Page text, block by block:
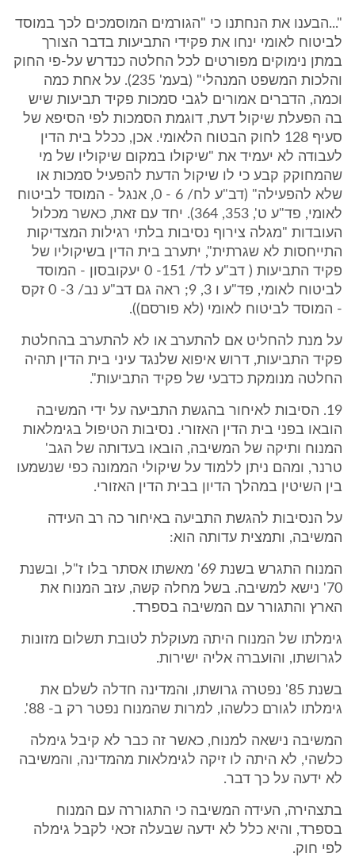
"...הבענו את הנחתנו כי "הגורמים המוסמכים לכך במוסד
לביטוח לאומי ינחו את פקידי התביעות בדבר הצורך
במתן נימוקים מפורטים לכל החלטה כנדרש על-פי החוק
והלכות המשפט המנהלי" (בעמ' 235). על אחת כמה
וכמה, הדברים אמורים לגבי סמכות פקיד תביעות שיש
בה הפעלת שיקול דעת, דוגמת הסמכות לפי הסיפא של
סעיף 128 לחוק הבטוח הלאומי. אכן, ככלל בית הדין
לעבודה לא יעמיד את "שיקולו במקום שיקוליו של מי
שהמחוקק קבע כי לו שיקול הדעת להפעיל סמכות או
שלא להפעילה" (דב"ע לח/ 6 - 0, אנגל - המוסד לביטוח
לאומי, פד"ע ט', 353, 364). יחד עם זאת, כאשר מכלול
העובדות "מגלה צירוף נסיבות בלתי רגילות המצדיקות
התייחסות לא שגרתית", יתערב בית הדין בשיקוליו של
פקיד התביעות ( דב"ע לד/ 151- 0 יעקובסון - המוסד
לביטוח לאומי, פד"ע ו 3, 9; ראה גם דב"ע נב/ 3- 0 זקס
- המוסד לביטוח לאומי (לא פורסם)).
על מנת להחליט אם להתערב או לא להתערב בהחלטת
פקיד התביעות, דרוש איפוא שלנגד עיני בית הדין תהיה
החלטה מנומקת כדבעי של פקיד התביעות".
19. הסיבות לאיחור בהגשת התביעה על ידי המשיבה
הובאו בפני בית הדין האזורי. נסיבות הטיפול בגימלאות
המנוח ותיקה של המשיבה, הובאו בעדותה של הגב'
טרנר, ומהם ניתן ללמוד על שיקולי הממונה כפי שנשמעו
בין השיטין במהלך הדיון בבית הדין האזורי.
על הנסיבות להגשת התביעה באיחור כה רב העידה
המשיבה, ותמצית עדותה הוא:
המנוח התגרש בשנת 69' מאשתו אסתר בלו ז"ל, ובשנת
70' נישא למשיבה. בשל מחלה קשה, עזב המנוח את
הארץ והתגורר עם המשיבה בספרד.
גימלתו של המנוח היתה מעוקלת לטובת תשלום מזונות
לגרושתו, והועברה אליה ישירות.
בשנת 85' נפטרה גרושתו, והמדינה חדלה לשלם את
גימלתו לגורם כלשהו, למרות שהמנוח נפטר רק ב- 88'.
המשיבה נישאה למנוח, כאשר זה כבר לא קיבל גימלה
כלשהי, לא היתה לו זיקה לגימלאות מהמדינה, והמשיבה
לא ידעה על כך דבר.
בתצהירה, העידה המשיבה כי התגוררה עם המנוח
בספרד, והיא כלל לא ידעה שבעלה זכאי לקבל גימלה
לפי חוק.